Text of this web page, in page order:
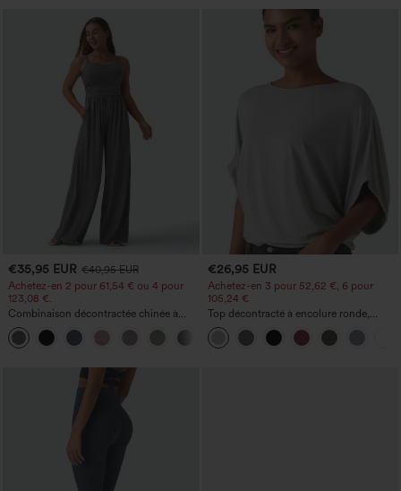
€35,95 EUR €40,95 EUR
Achetez-en 2 pour 61,54 € ou 4 pour
123,08 €.
Combinaison décontractée chinée à
bretelles réglables, fronces et jambes
larges, avec poches — facile comme
tout
+10
€26,95 EUR
Achetez-en 3 pour 52,62 €, 6 pour
105,24 €
Top décontracté à encolure ronde,
manches chauve-souris et coupe ample